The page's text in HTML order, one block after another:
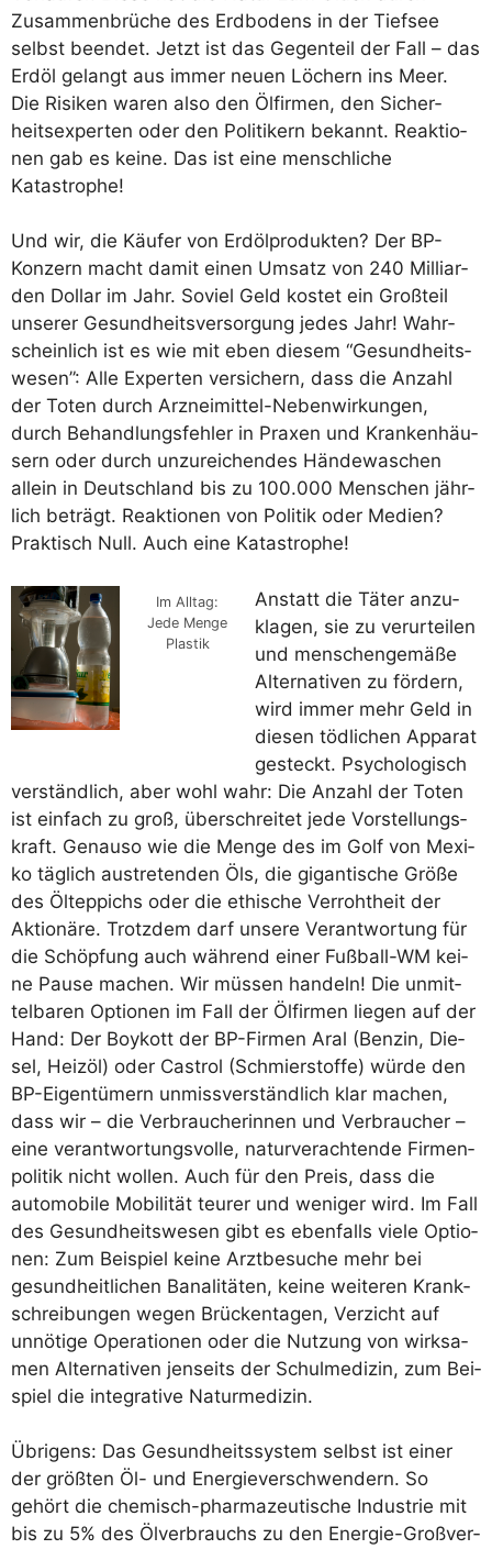
Zusam­men­brü­che des Erd­bo­dens in der Tief­see
selbst been­det. Jetzt ist das Gegen­teil der Fall – das
Erd­öl gelangt aus immer neu­en Löchern ins Meer.
Die Risi­ken waren also den Ölfir­men, den Sicher­
heits­exper­ten oder den Poli­ti­kern bekannt. Reak­tio­
nen gab es kei­ne. Das ist eine mensch­li­che
Katastrophe!
Und wir, die Käu­fer von Erd­öl­pro­duk­ten? Der BP-
Kon­zern macht damit einen Umsatz von 240 Mil­li­ar­
den Dol­lar im Jahr. Soviel Geld kos­tet ein Groß­teil
unse­rer Gesund­heits­ver­sor­gung jedes Jahr! Wahr­
schein­lich ist es wie mit eben die­sem “Gesund­heits­
we­sen”: Alle Exper­ten ver­si­chern, dass die Anzahl
der Toten durch Arz­nei­mit­tel-Neben­wir­kun­gen,
durch Behand­lungs­feh­ler in Pra­xen und Kran­ken­häu­
sern oder durch unzu­rei­chen­des Hän­de­wa­schen
allein in Deutsch­land bis zu 100.000 Men­schen jähr­
lich beträgt. Reak­tio­nen von Poli­tik oder Medi­en?
Prak­tisch Null. Auch eine Katastrophe!
Im All­tag:
Jede Men­ge
Plastik
Anstatt die Täter anzu­
kla­gen, sie zu ver­ur­tei­len
und men­schen­ge­mä­ße
Alter­na­ti­ven zu för­dern,
wird immer mehr Geld in
die­sen töd­li­chen Appa­rat
gesteckt. Psy­cho­lo­gisch
ver­ständ­lich, aber wohl wahr: Die Anzahl der Toten
ist ein­fach zu groß, über­schrei­tet jede Vor­stel­lungs­
kraft. Genau­so wie die Men­ge des im Golf von Mexi­
ko täg­lich aus­tre­ten­den Öls, die gigan­ti­sche Grö­ße
des Öltep­pichs oder die ethi­sche Ver­roht­heit der
Aktio­nä­re. Trotz­dem darf unse­re Ver­ant­wor­tung für
die Schöp­fung auch wäh­rend einer Fuß­ball-WM kei­
ne Pau­se machen. Wir müs­sen han­deln! Die unmit­
tel­ba­ren Optio­nen im Fall der Ölfir­men lie­gen auf der
Hand: Der Boy­kott der BP-Fir­men Aral (Ben­zin, Die­
sel, Heiz­öl) oder Cas­trol (Schmier­stof­fe) wür­de den
BP-Eigen­tü­mern unmiss­ver­ständ­lich klar machen,
dass wir – die Ver­brau­che­rin­nen und Ver­brau­cher –
eine ver­ant­wor­tungs­vol­le, natur­ver­ach­ten­de Fir­men­
po­li­tik nicht wol­len. Auch für den Preis, dass die
auto­mo­bi­le Mobi­li­tät teu­rer und weni­ger wird. Im Fall
des Gesund­heits­we­sen gibt es eben­falls vie­le Optio­
nen: Zum Bei­spiel kei­ne Arzt­be­su­che mehr bei
gesund­heit­li­chen Bana­li­tä­ten, kei­ne wei­te­ren Krank­
schrei­bun­gen wegen Brü­cken­ta­gen, Ver­zicht auf
unnö­ti­ge Ope­ra­tio­nen oder die Nut­zung von wirk­sa­
men Alter­na­ti­ven jen­seits der Schul­me­di­zin, zum Bei­
spiel die inte­gra­ti­ve Naturmedizin.
Übri­gens: Das Gesund­heits­sys­tem selbst ist einer
der größ­ten Öl- und Ener­gie­ver­schwen­dern. So
gehört die che­misch-phar­ma­zeu­ti­sche Indus­trie mit
bis zu 5% des Ölver­brauchs zu den Ener­gie-Groß­ver­